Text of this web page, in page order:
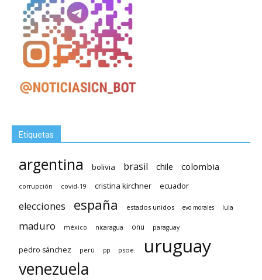
Etiquetas
argentina bolivia brasil chile colombia
corrupción covid-19 cristina kirchner ecuador
elecciones españa estados unidos evo morales lula
maduro méxico nicaragua onu paraguay
pedro sánchez perú pp psoe. uruguay
venezuela